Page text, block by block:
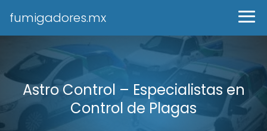
fumigadores.mx
Astro Control – Especialistas en
Control de Plagas